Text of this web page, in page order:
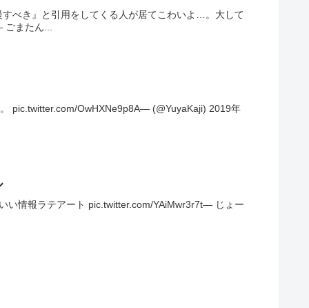
べき』と引用をしてくる人が居てこわいよ…。大して
またん...
pic.twitter.com/OwHXNe9p8A— (@YuyaKaji) 2019年
い情報ラテアート pic.twitter.com/YAiMwr3r7t— じょー